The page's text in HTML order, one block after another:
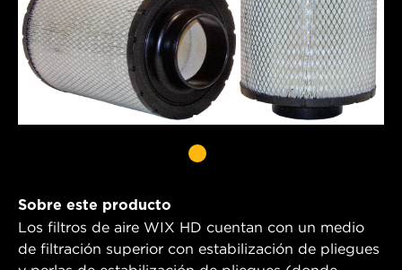
Sobre este producto
Los filtros de aire WIX HD cuentan con un medio
de filtración superior con estabilización de pliegues